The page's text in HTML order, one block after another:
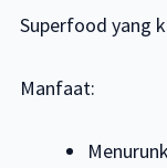
Superfood yang
Manfaat: